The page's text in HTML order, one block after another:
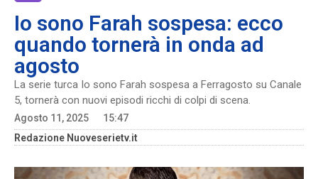
Io sono Farah sospesa: ecco
quando tornerà in onda ad
agosto
La serie turca Io sono Farah sospesa a Ferragosto su Canale
5, tornerà con nuovi episodi ricchi di colpi di scena.
Agosto 11, 2025
15:47
Redazione Nuoveserietv.it